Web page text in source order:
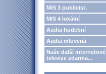
MIS 3 publicist.
MIS 4 lokální
Audia hudební
Audia mluvená
Naše další internetové
televize zdarma...